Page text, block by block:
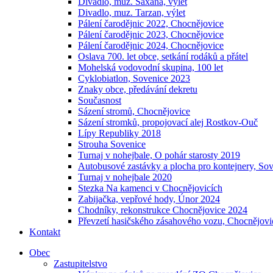
Divadlo, muz. Tarzan, výlet
Pálení čarodějnic 2022, Chocnějovice
Pálení čarodějnic 2023, Chocnějovice
Pálení čarodějnic 2024, Chocnějovice
Oslava 700. let obce, setkání rodáků a přátel
Mohelská vodovodní skupina, 100 let
Cyklobiatlon, Sovenice 2023
Znaky obce, předávání dekretu
Současnost
Sázení stromů, Chocnějovice
Sázení stromků, propojovací alej Rostkov-Ouč
Lípy Republiky 2018
Strouha Sovenice
Turnaj v nohejbale, O pohár starosty 2019
Autobusové zastávky a plocha pro kontejnery,
Turnaj v nohejbale 2020
Stezka Na kamenci v Chocnějovicích
Zabijačka, vepřové hody, Únor 2024
Chodníky, rekonstrukce Chocnějovice 2024
Převzetí hasičského zásahového vozu,
Kontakt
Obec
Zastupitelstvo